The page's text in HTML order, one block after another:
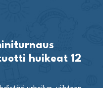
huikeat 12